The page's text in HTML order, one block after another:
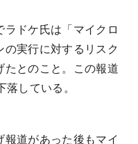
ドケ氏は「マイクロ
実行に対するリスク
たとのこと。この報道
している。
道があった後もマイ